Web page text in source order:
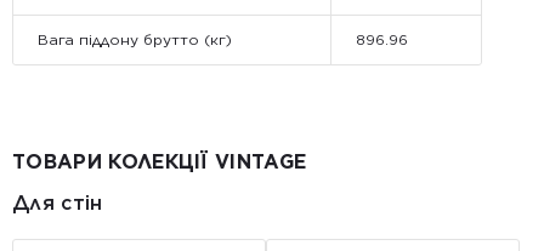
Вага піддону брутто (кг) 896.96
ТОВАРИ КОЛЕКЦІЇ VINTAGE
Для стін